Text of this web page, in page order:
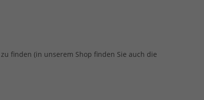
finden (in unserem Shop finden Sie auch die